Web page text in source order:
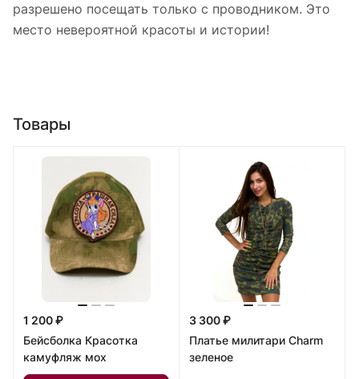
разрешено посещать только с проводником. Это
место невероятной красоты и истории!
Товары
1 200 ₽
Бейсболка Красотка
камуфляж мох
3 300 ₽
Платье милитари Charm
зеленое